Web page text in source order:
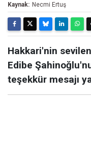
Kaynak: Necmi Ertuş
Hakkari'nin
Edibe
teşekkür mesajı